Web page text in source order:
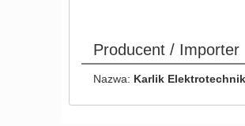
Producent / Importer
Nazwa: Karlik